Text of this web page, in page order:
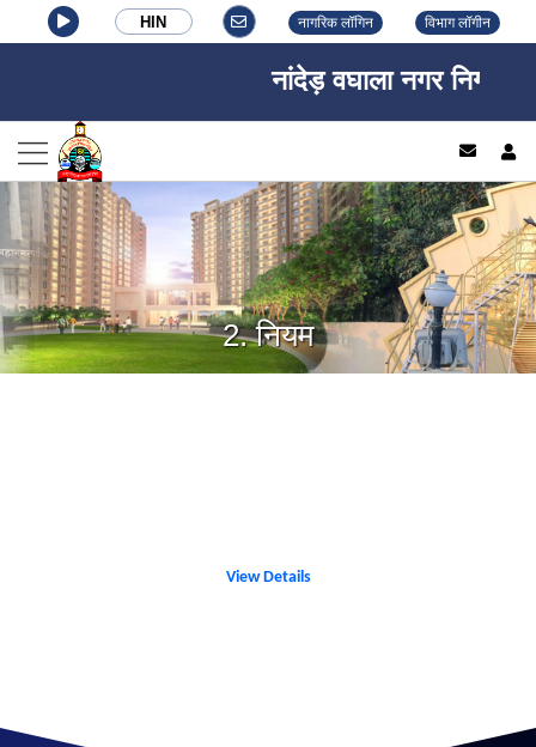
HIN नागरिक लॉगिन विभाग लॉगीन
नांदेड़ वघाला नगर निगम,
2. नियम
View Details